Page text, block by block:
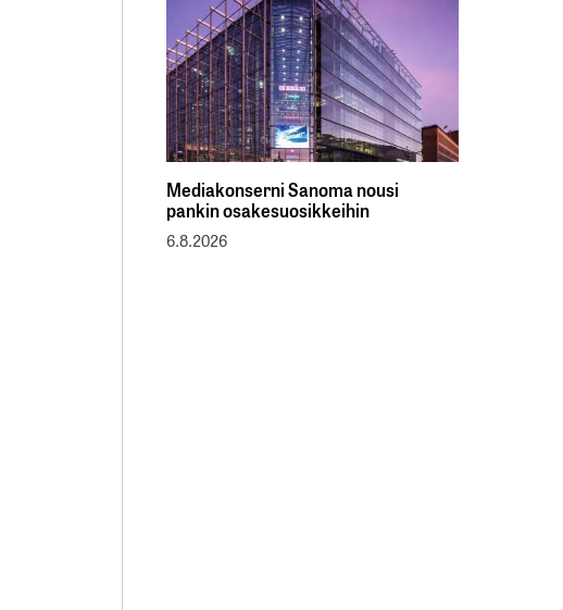
Mediakonserni Sanoma nousi
pankin osakesuosikkeihin
6.8.2026